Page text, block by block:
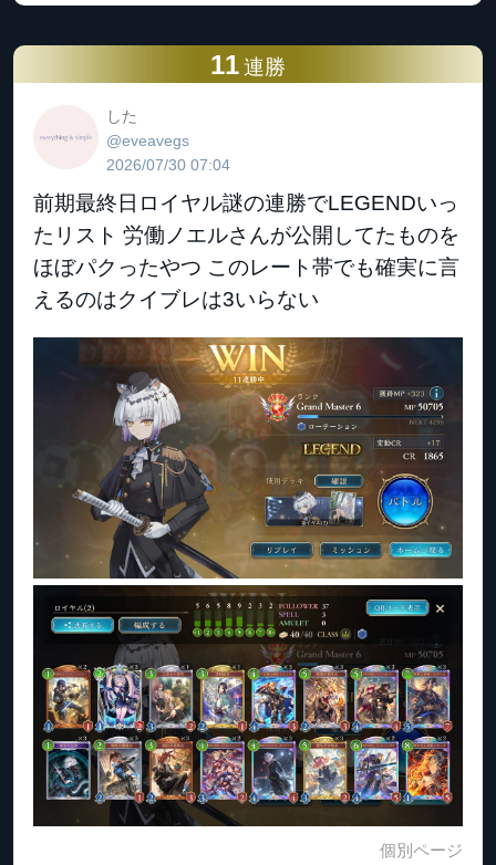
11 連勝
した
@eveavegs
2026/07/30 07:04
前期最終日ロイヤル謎の連勝でLEGENDいっ
たリスト 労働ノエルさんが公開してたものを
ほぼパクったやつ このレート帯でも確実に言
えるのはクイブレは3いらない
個別ページ